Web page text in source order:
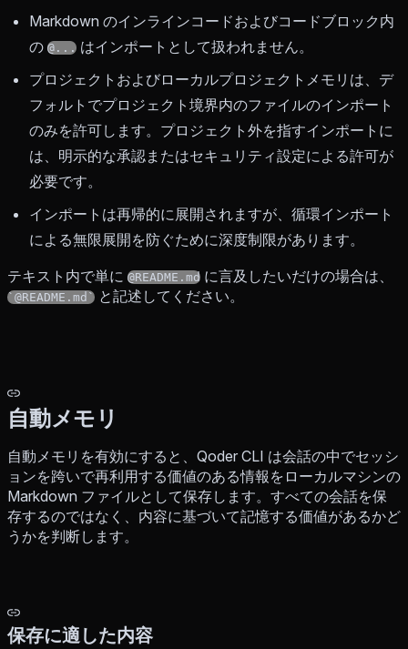
Markdown のインラインコードおよびコードブロック内
の @... はインポートとして扱われません。
プロジェクトおよびローカルプロジェクトメモリは、デ
フォルトでプロジェクト境界内のファイルのインポート
のみを許可します。プロジェクト外を指すインポートに
は、明示的な承認またはセキュリティ設定による許可が
必要です。
インポートは再帰的に展開されますが、循環インポート
による無限展開を防ぐために深度制限があります。
テキスト内で単に @README.md に言及したいだけの場合は、
`@README.md` と記述してください。
自動メモリ
自動メモリを有効にすると、Qoder CLI は会話の中でセッシ
ョンを跨いで再利用する価値のある情報をローカルマシンの
Markdown ファイルとして保存します。すべての会話を保
存するのではなく、内容に基づいて記憶する価値があるかど
うかを判断します。
保存に適した内容